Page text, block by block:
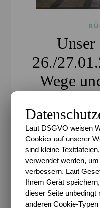
26./
Wege
bekam ich den
Gesicht und musste
aufteilen. Die
aus, denn…
Laut DSGVO weisen
Cookies auf unserer
sind kleine
verwendet werden,
verbessern. Laut
Ihrem Gerät
dieser Seite unbedingt
anderen Cookie-